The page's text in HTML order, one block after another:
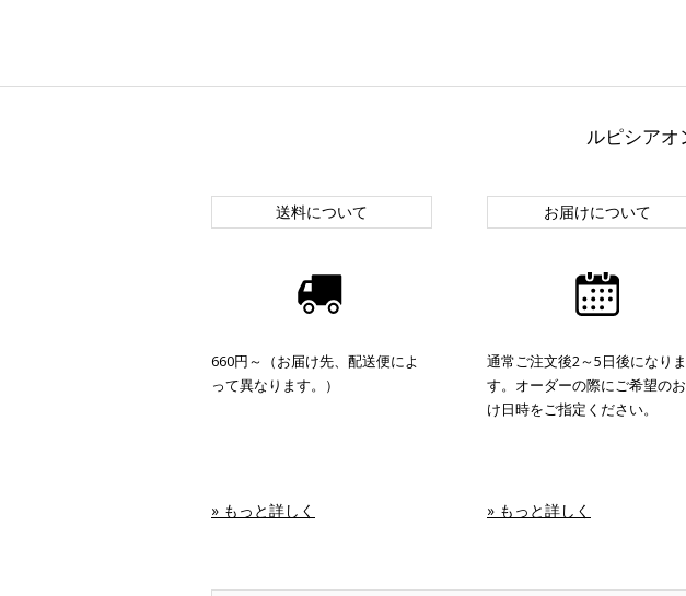
ルピシアオ
送料について
660円～（お届け先、配送便によ
って異なります。）
» もっと詳しく
お届けについて
通常ご注文後2～5日後になりま
す。オーダーの際にご希望の
け日時をご指定ください。
» もっと詳しく